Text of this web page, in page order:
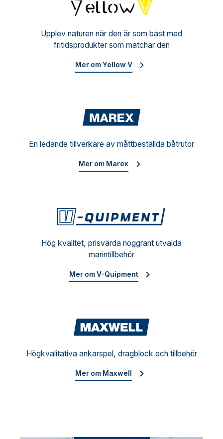
Upplev naturen när den är som bäst med
fritidsprodukter som matchar den
Mer om Yellow V
En ledande tillverkare av måttbeställda båtrutor
Mer om Marex
Hög kvalitet, prisvärda noggrant utvalda
marintillbehör
Mer om V-Quipment
Högkvalitativa ankarspel, dragblock och tillbehör
Mer om Maxwell